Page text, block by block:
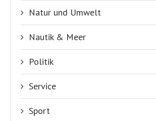
Natur und Umwelt
Nautik & Meer
Politik
Service
Sport